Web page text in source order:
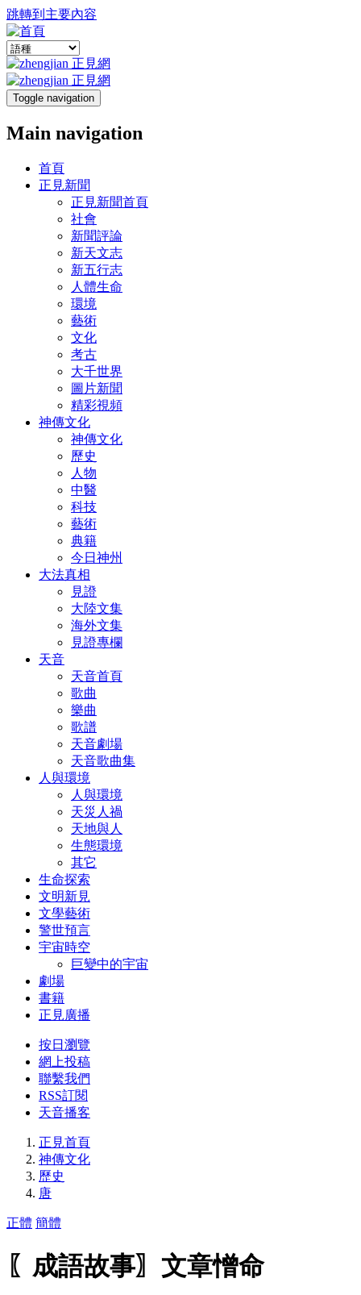
跳轉到主要內容
Toggle navigation
Main navigation
首頁
正見新聞
正見新聞首頁
社會
新聞評論
新天文志
新五行志
人體生命
環境
藝術
文化
考古
大千世界
圖片新聞
精彩視頻
神傳文化
神傳文化
歷史
人物
中醫
科技
藝術
典籍
今日神州
大法真相
見證
大陸文集
海外文集
見證專欄
天音
天音首頁
歌曲
樂曲
歌譜
天音劇場
天音歌曲集
人與環境
人與環境
天災人禍
天地與人
生態環境
其它
生命探索
文明新見
文學藝術
警世預言
宇宙時空
巨變中的宇宙
劇場
書籍
正見廣播
按日瀏覽
網上投稿
聯繫我們
RSS訂閱
天音播客
正見首頁
神傳文化
歷史
唐
正體 簡體
〖成語故事〗文章憎命